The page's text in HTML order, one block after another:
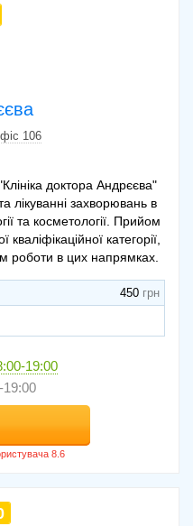
106
доктора Андрєєва"
лікуванні захворювань в
та косметології. Прийом
категорії,
роботи в цих напрямках.
450
19:00